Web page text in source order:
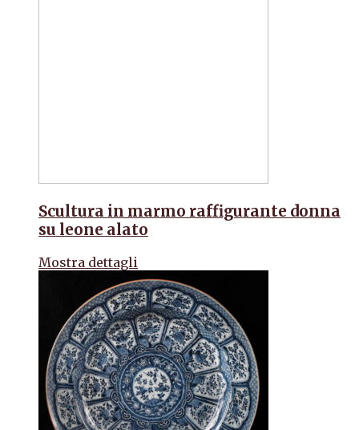
Scultura in marmo raffigurante donna
su leone alato
Mostra dettagli